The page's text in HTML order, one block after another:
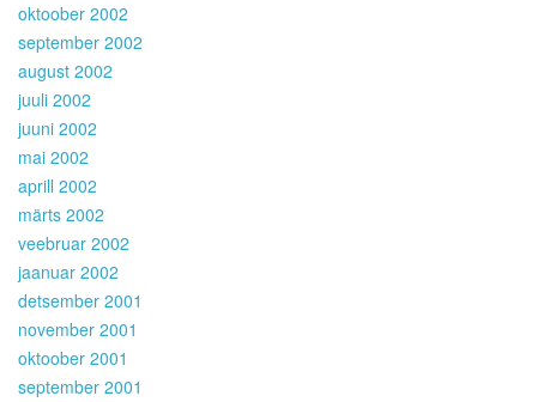
oktoober 2002
september 2002
august 2002
juuli 2002
juuni 2002
mai 2002
aprill 2002
märts 2002
veebruar 2002
jaanuar 2002
detsember 2001
november 2001
oktoober 2001
september 2001